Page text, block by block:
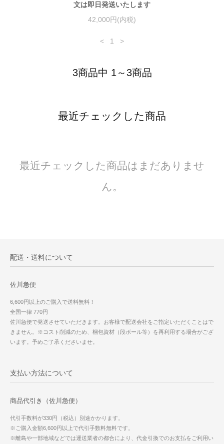
文は即日発送いたします
42,000円(内税)
< 1 >
3商品中 1～3商品
最近チェックした商品
最近チェックした商品はまだありませ
ん。
配送・送料について
佐川急便
6,600円以上のご購入で送料無料！
全国一律 770円
佐川急便で発送させていただきます。お客様で配送会社をご指定いただくことはで
きません。※コスト削減のため、梱包資材（段ボール等）を再利用する場合がござ
います。予めご了承くださいませ。
支払い方法について
商品代引き（佐川急便）
代引手数料が330円（税込）別途かかります。
※ご購入金額6,600円以上で代引手数料無料です。
※離島や一部地域などでは運送業者の都合により、代金引換でのお支払をご利用い